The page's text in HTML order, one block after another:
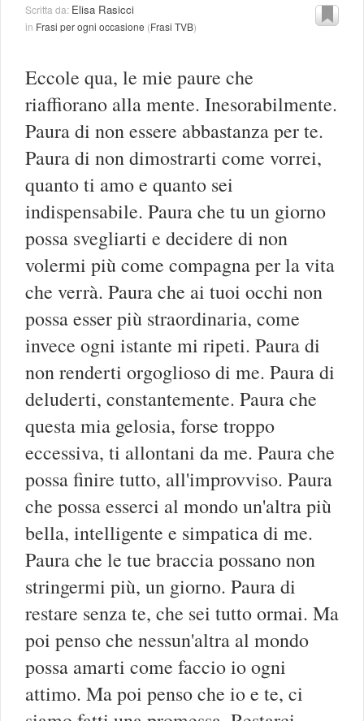
Scritta da: Elisa Rasicci
in Frasi per ogni occasione (Frasi TVB)
Eccole qua, le mie paure che
riaffiorano alla mente. Inesorabilmente.
Paura di non essere abbastanza per te.
Paura di non dimostrarti come vorrei,
quanto ti amo e quanto sei
indispensabile. Paura che tu un giorno
possa svegliarti e decidere di non
volermi più come compagna per la vita
che verrà. Paura che ai tuoi occhi non
possa esser più straordinaria, come
invece ogni istante mi ripeti. Paura di
non renderti orgoglioso di me. Paura di
deluderti, constantemente. Paura che
questa mia gelosia, forse troppo
eccessiva, ti allontani da me. Paura che
possa finire tutto, all'improvviso. Paura
che possa esserci al mondo un'altra più
bella, intelligente e simpatica di me.
Paura che le tue braccia possano non
stringermi più, un giorno. Paura di
restare senza te, che sei tutto ormai. Ma
poi penso che nessun'altra al mondo
possa amarti come faccio io ogni
attimo. Ma poi penso che io e te, ci